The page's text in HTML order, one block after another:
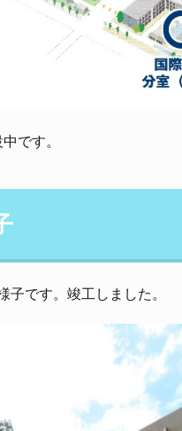
です。
子です。竣工しました。